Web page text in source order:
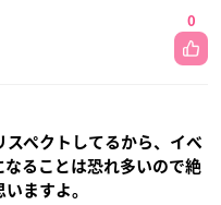
0
ペクトしてるから、イベ
ることは恐れ多いので絶
ますよ。